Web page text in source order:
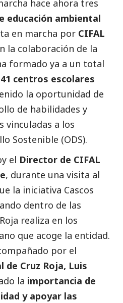
hace ahora tres
educación ambiental
en marcha por CIFAL
la colaboración de la
formado ya a un total
centros escolares
la oportunidad de
de habilidades y
vinculadas a los
Sostenible (ODS).
el Director de CIFAL
, durante una visita al
la iniciativa Cascos
dentro de las
realiza en los
que acoge la entidad.
por el
de Cruz Roja, Luis
la importancia de
y apoyar las